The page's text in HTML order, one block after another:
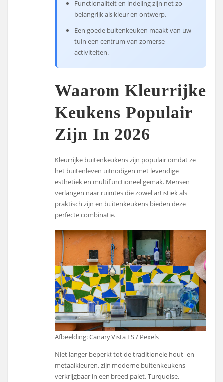
Functionaliteit en indeling zijn net zo
belangrijk als kleur en ontwerp.
Een goede buitenkeuken maakt van uw
tuin een centrum van zomerse
activiteiten.
Waarom Kleurrijke
Keukens Populair
Zijn In 2026
Kleurrijke buitenkeukens zijn populair omdat ze
het buitenleven uitnodigen met levendige
esthetiek en multifunctioneel gemak. Mensen
verlangen naar ruimtes die zowel artistiek als
praktisch zijn en buitenkeukens bieden deze
perfecte combinatie.
Afbeelding: Canary Vista ES / Pexels
Niet langer beperkt tot de traditionele hout- en
metaalkleuren, zijn moderne buitenkeukens
verkrijgbaar in een breed palet. Turquoise,